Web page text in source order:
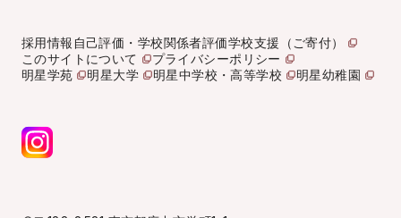
採用情報 自己評価・学校関係者評価学校支援（ご寄付）
このサイトについて
プライバシーポリシー
明星学苑
明星大学 明星中学校・高等学校 明星幼稚園